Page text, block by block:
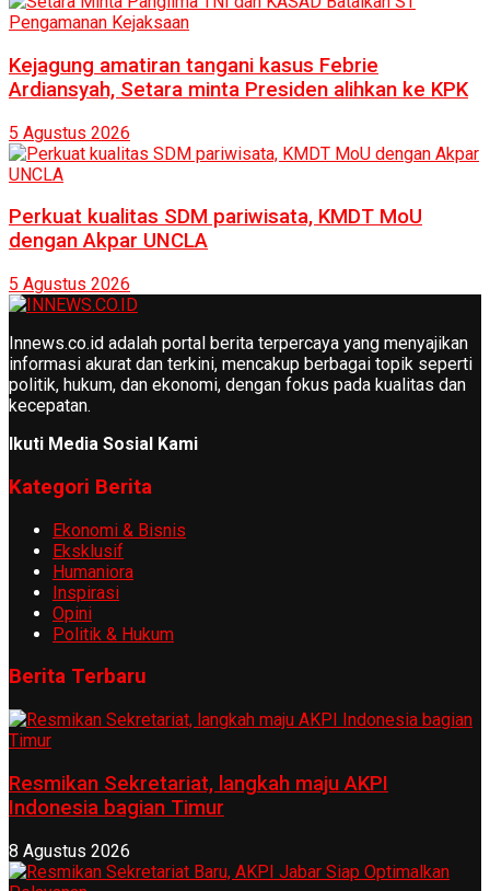
Kejagung amatiran tangani kasus Febrie
Ardiansyah, Setara minta Presiden alihkan ke KPK
5 Agustus 2026
Perkuat kualitas SDM pariwisata, KMDT MoU
dengan Akpar UNCLA
5 Agustus 2026
Innews.co.id adalah portal berita terpercaya yang menyajikan
informasi akurat dan terkini, mencakup berbagai topik seperti
politik, hukum, dan ekonomi, dengan fokus pada kualitas dan
kecepatan.
Ikuti Media Sosial Kami
Kategori Berita
Ekonomi & Bisnis
Eksklusif
Humaniora
Inspirasi
Opini
Politik & Hukum
Berita Terbaru
Resmikan Sekretariat, langkah maju AKPI
Indonesia bagian Timur
8 Agustus 2026